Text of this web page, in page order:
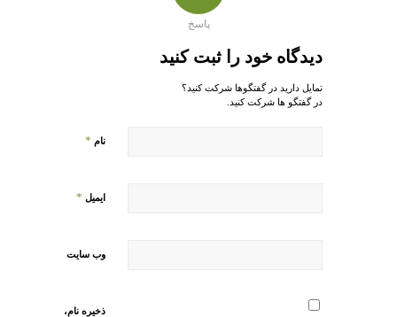
پاسخ
دیدگاه خود را ثبت کنید
تمایل دارید در گفتگوها شرکت کنید؟
در گفتگو ها شرکت کنید.
نام *
ایمیل *
وب‌ سایت
ذخیره نام،